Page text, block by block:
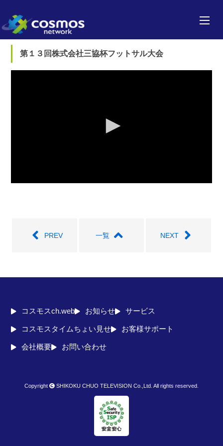
第１３回株式会社三協杯フットサル大会
PREV 一覧 NEXT
コスモスch.web お知らせ サービス
コスモスタイムちょい見せ お客様サポート
会社概要 お問い合わせ
Copyright SHIKOKU CHUO TELEVISION Co.,Ltd. All rights reserved.